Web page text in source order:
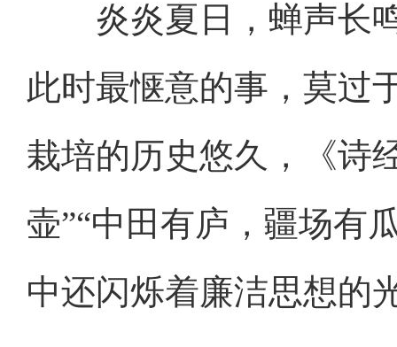
炎炎夏日，蝉声长鸣
此时最惬意的事，莫过
栽培的历史悠久，《诗
壶”“中田有庐，疆场有
中还闪烁着廉洁思想的